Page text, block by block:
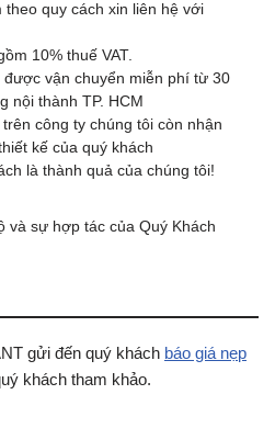
theo quy cách xin liên hệ với
10% thuế VAT.
vận chuyển miễn phí từ 30
nội thành TP. HCM
công ty chúng tôi còn nhận
kế của quý khách
là thành quả của chúng tôi!
và sự hợp tác của Quý Khách
gửi đến quý khách báo giá nẹp
khách tham khảo.